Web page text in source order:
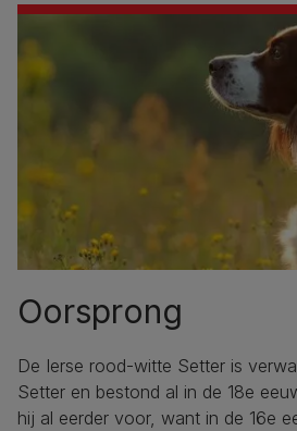
Oorsprong
De Ierse rood-witte Setter is
Setter en bestond al in de 18e
hij al eerder voor, want in de 16e